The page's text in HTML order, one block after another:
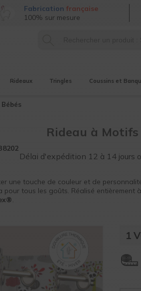
Fabrication française
100% sur mesure
Rideaux Tringles Coussins et
Bébés
Rideau à Motifs
Délai d'expédition 12 à 14 jours
une touche de couleur et de
pour tous les goûts. Réalisé
.
1